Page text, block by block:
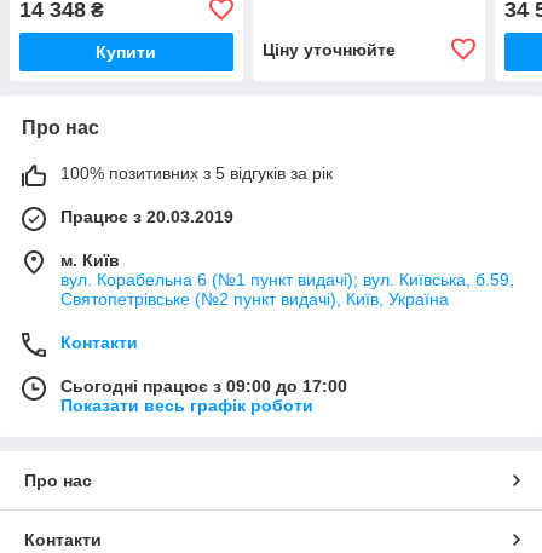
14 348 ₴
Купити Ціну уточнюйте
34
Про нас
100% позитивних з 5 відгуків за рік
Працює з 20.03.2019
м. Київ
вул. Корабельна 6 (№1 пункт видачі); вул. Київська, б.59,
Святопетрівське (№2 пункт видачі), Київ, Україна
Контакти
Сьогодні працює з 09:00 до 17:00
Показати весь графік роботи
Про нас
Контакти